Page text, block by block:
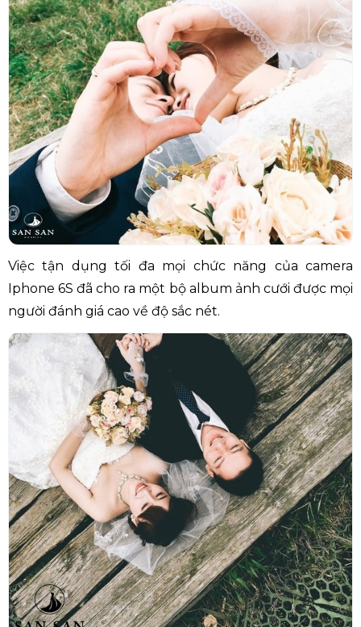
Việc tận dụng tối đa mọi chức năng của camera
Iphone 6S đã cho ra một bộ album ảnh cưới được mọi
người đánh giá cao về độ sắc nét.